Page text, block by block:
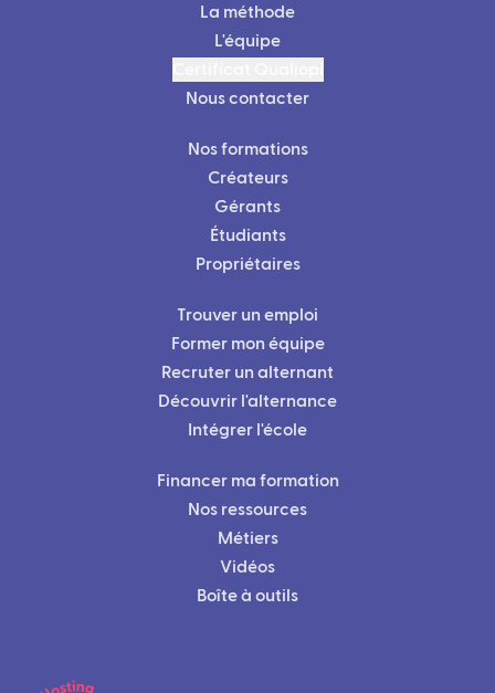
La méthode
L'équipe
Nous contacter
Nos formations
Créateurs
Gérants
Étudiants
Propriétaires
Trouver un emploi
Former mon équipe
Recruter un alternant
Découvrir l'alternance
Intégrer l'école
Financer ma formation
Nos ressources
Métiers
Vidéos
Boîte à outils